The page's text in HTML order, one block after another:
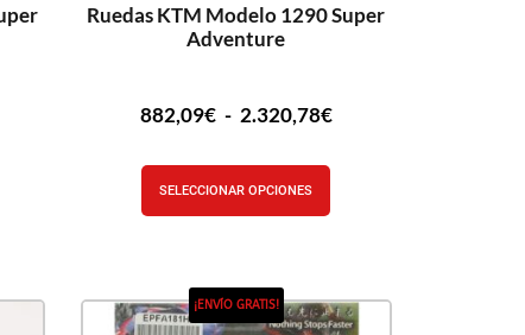
Ruedas KTM Modelo 1290 Super
Adventure
882,09€ - 2.320,78€
SELECCIONAR OPCIONES
¡ENVÍO GRATIS!